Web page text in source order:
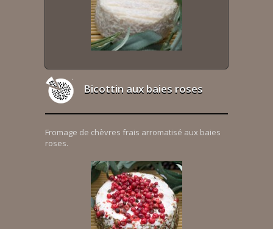
Bicottin aux baies roses
Fromage de chèvres frais arromatisé aux baies
roses.